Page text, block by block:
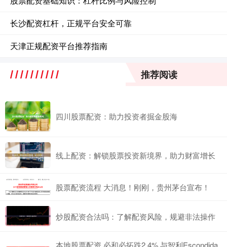
长沙配资杠杆，正规平台安全可靠
天津正规配资平台推荐指南
推荐阅读
四川股票配资：助力投资者掘金股海
线上配资：解锁股票投资新境界，助力财富增长
股票配资流程 大消息！刚刚，贵州茅台宣布！
炒股配资合法吗：了解配资风险，规避非法操作